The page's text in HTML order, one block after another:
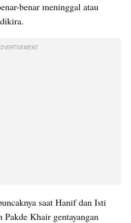
benar meninggal atau
saat Hanif dan Isti
Pakde Khair gentayangan